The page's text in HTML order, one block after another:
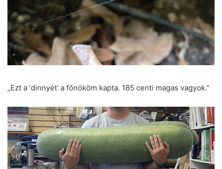
„Ezt a ‘dinnyét’ a főnököm kapta. 185 centi magas vagyok.”